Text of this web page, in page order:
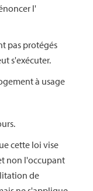
l'
pas protégés
s'exécuter.
à usage
cette loi vise
non l'occupant
de